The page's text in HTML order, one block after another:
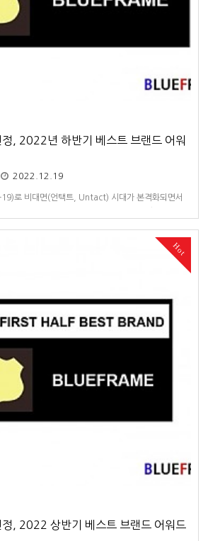
정, 2022년 하반기 베스트 브랜드 어워
2022.12.19
로 비대면(언택트, Untact) 시대가 본격화되면서
.여기에 러시아와 우크라이나 전쟁의 여파와 경기 침
격 상승과 제품 생산의 어려움에 이더리움 채굴의 여
Hot
정, 2022 상반기 베스트 브랜드 어워드